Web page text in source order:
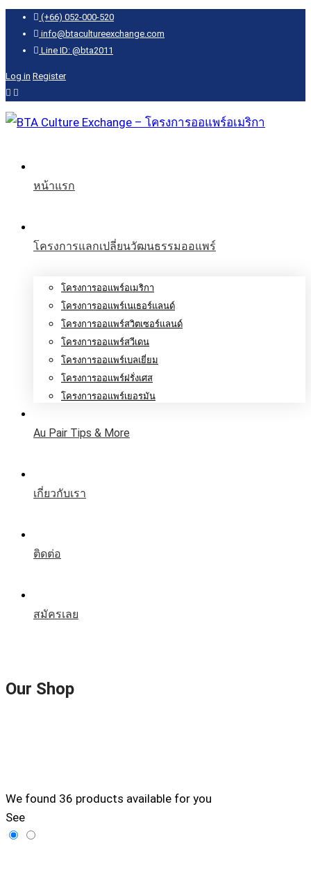
(+66) 052-000-520
info@btacultureexchange.com
Line ID: @bta2011
Log in Register
หน้าแรก
โครงการแลกเปลี่ยนวัฒนธรรมออแพร์
โครงการออแพร์อเมริกา
โครงการออแพร์เนเธอร์แลนด์
โครงการออแพร์สวิตเซอร์แลนด์
โครงการออแพร์สวีเดน
โครงการออแพร์เบลเยี่ยม
โครงการออแพร์ฝรั่งเศส
โครงการออแพร์เยอรมัน
Au Pair Tips & More
เกี่ยวกับเรา
ติดต่อ
สมัครเลย
Our Shop
We found 36 products available for you
See